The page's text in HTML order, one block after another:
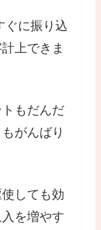
ぐに振り込
上できま
もだんだ
がんばり
しても効
を増やす